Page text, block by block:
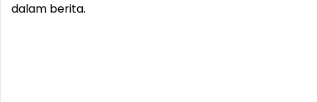
dalam berita.